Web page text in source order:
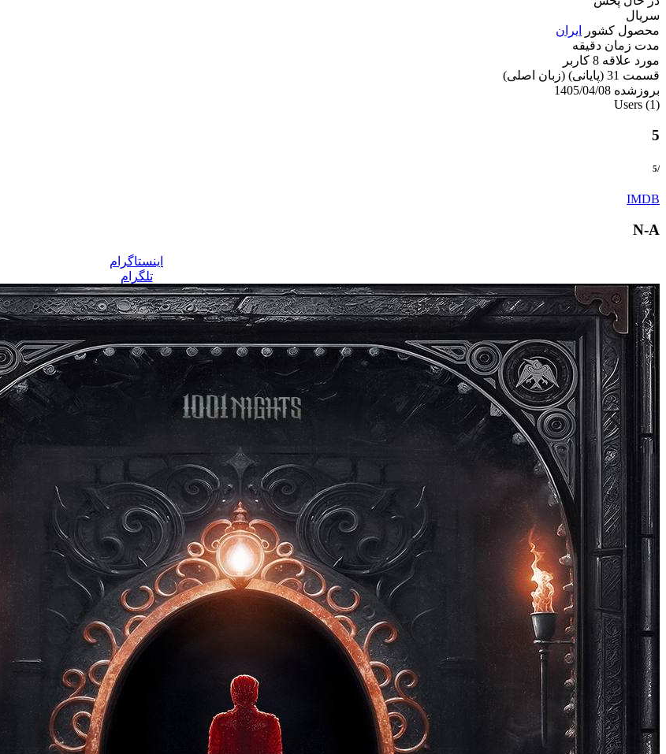
سریال
محصول کشور
ایران
مدت زمان دقیقه
مورد علاقه 8 کاربر
قسمت 31 (پایانی) (زبان اصلی)
بروزشده 1405/04/08
Users (1)
5
/5
IMDB
N-A
اینستاگرام
تلگرام